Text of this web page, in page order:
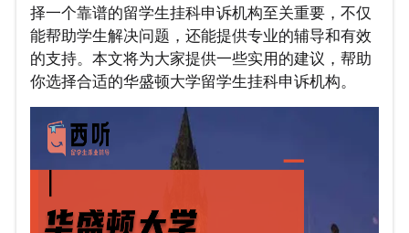
择一个靠谱的留学生挂科申诉机构至关重要，不仅
能帮助学生解决问题，还能提供专业的辅导和有效
的支持。本文将为大家提供一些实用的建议，帮助
你选择合适的华盛顿大学留学生挂科申诉机构。